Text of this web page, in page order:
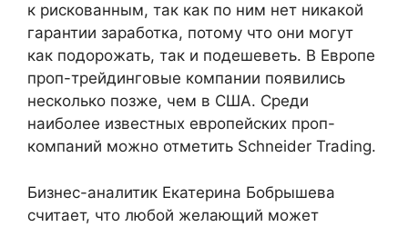
к рискованным, так как по ним нет никакой
гарантии заработка, потому что они могут
как подорожать, так и подешеветь. В Европе
проп-трейдинговые компании появились
несколько позже, чем в США. Среди
наиболее известных европейских проп-
компаний можно отметить Schneider Trading.
Бизнес-аналитик Екатерина Бобрышева
считает, что любой желающий может